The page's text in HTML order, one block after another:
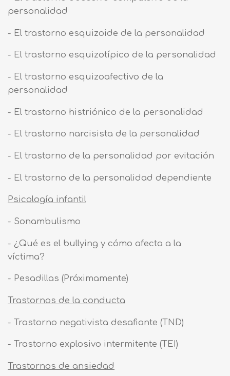
personalidad
- El trastorno esquizoide de la personalidad
- El trastorno esquizotípico de la personalidad
- El trastorno esquizoafectivo de la
personalidad
- El trastorno histriónico de la personalidad
- El trastorno narcisista de la personalidad
- El trastorno de la personalidad por evitación
- El trastorno de la personalidad dependiente
Psicología infantil
- Sonambulismo
- ¿Qué es el bullying y cómo afecta a la
víctima?
- Pesadillas (Próximamente)
Trastornos de la conducta
- Trastorno negativista desafiante (TND)
- Trastorno explosivo intermitente (TEI)
Trastornos de ansiedad